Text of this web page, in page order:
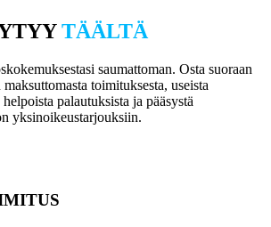
TÄÄLTÄ
saumattoman. Osta suoraan
toimituksesta, useista
palautuksista ja pääsystä
yksinoikeustarjouksiin.